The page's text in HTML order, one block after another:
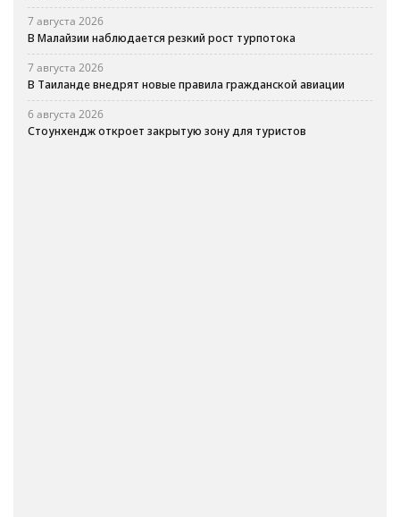
7 августа 2026
В Малайзии наблюдается резкий рост турпотока
7 августа 2026
В Таиланде внедрят новые правила гражданской авиации
6 августа 2026
Стоунхендж откроет закрытую зону для туристов